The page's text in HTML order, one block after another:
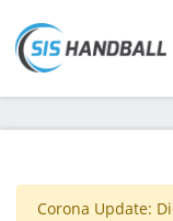
Corona Update: